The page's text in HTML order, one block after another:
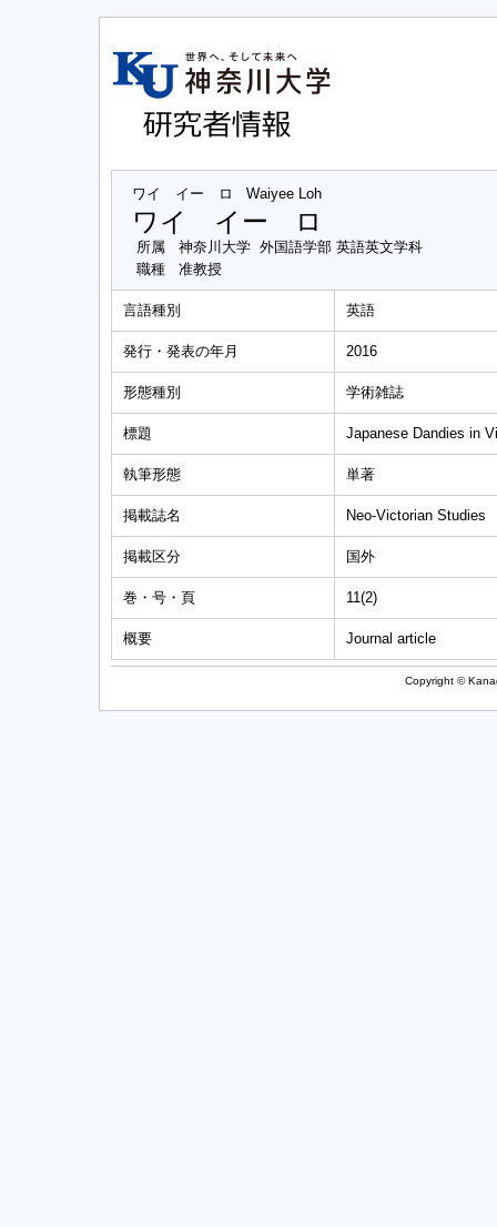
ワイ イー ロ Waiyee Loh
ワイ イー ロ
所属
神奈川大学 外国語学部 英語英文学科
職種
准教授
言語種別 英語
発行・発表の年月 2016
形態種別 学術雑誌
標題 Japanese Dandies in
執筆形態 単著
掲載誌名 Neo-Victorian Studies
掲載区分 国外
巻・号・頁 11(2)
概要 Journal article
Copyright ©